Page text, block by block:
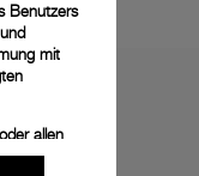
Benutzers
mit
allen